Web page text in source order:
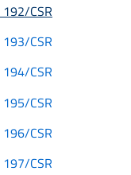
CSR
CSR
CSR
CSR
CSR
CSR